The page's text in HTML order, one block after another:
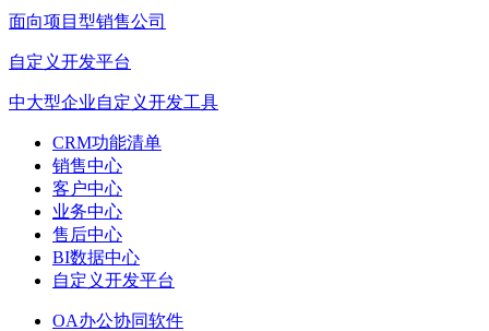
面向项目型销售公司
自定义开发平台
中大型企业自定义开发工具
CRM功能清单
销售中心
客户中心
业务中心
售后中心
BI数据中心
自定义开发平台
OA办公协同软件